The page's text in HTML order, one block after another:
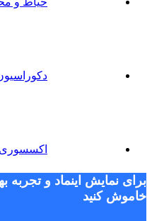
اکسسوری
برای نمایش اینماد و تجربه
خاموش کنید